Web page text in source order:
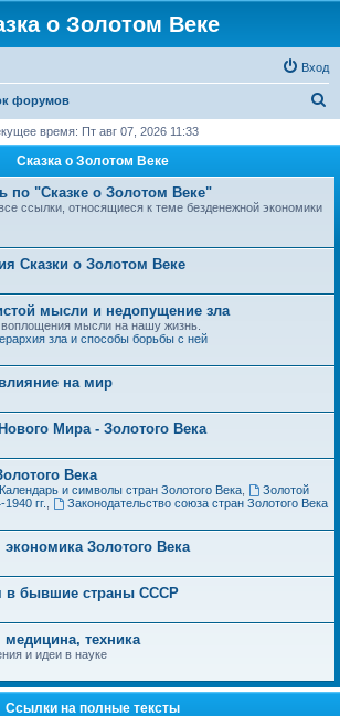
о Золотом Веке
Вход
форумов
с
время: Пт авг 07, 2026 11:33
Сказка о Золотом Веке
по "Сказке о Золотом Веке"
ссылки, относящиеся к теме безденежной экономики
Сказки о Золотом Веке
мысли и недопущение зла
воплощения мысли на нашу жизнь.
зла и способы борьбы с ней
на мир
Мира - Золотого Века
Века
Календарь и символы стран Золотого Века,
Золотой
гг.
Законодательство союза стран Золотого Века
экономика Золотого Века
в бывшие страны СССР
медицина, техника
и идеи в науке
Ссылки на полные тексты